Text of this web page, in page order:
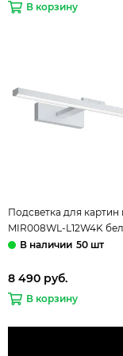
В корзину
Подсветка для картин
MIR008WL-L12W4K
Maytoni
50 шт
8 490 руб.
В корзину